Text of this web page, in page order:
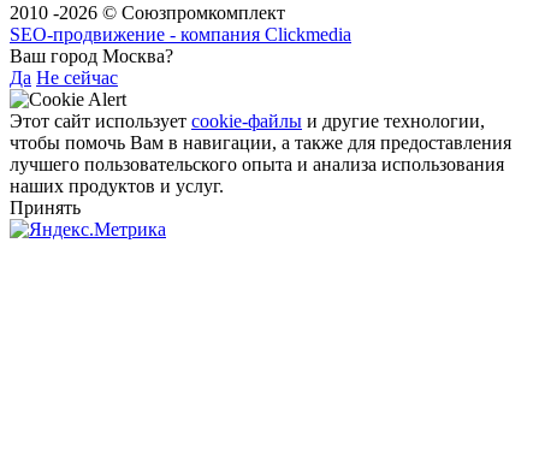
2010 -2026 © Союзпромкомплект
SEO-продвижение - компания Clickmedia
Ваш город Москва?
Да Не сейчас
Этот сайт использует cookie-файлы и другие технологии,
чтобы помочь Вам в навигации, а также для предоставления
лучшего пользовательского опыта и анализа использования
наших продуктов и услуг.
Принять